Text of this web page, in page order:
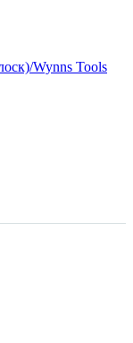
Wynns Tools